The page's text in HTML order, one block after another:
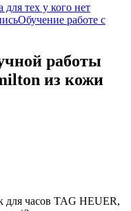
тех у кого нет
Обучение работе с
работы
из кожи
для часов TAG HEUER,